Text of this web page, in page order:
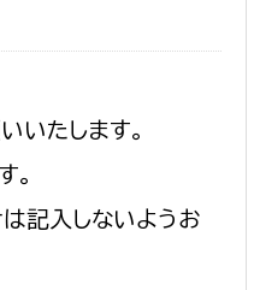
いたします。
。
記入しないようお